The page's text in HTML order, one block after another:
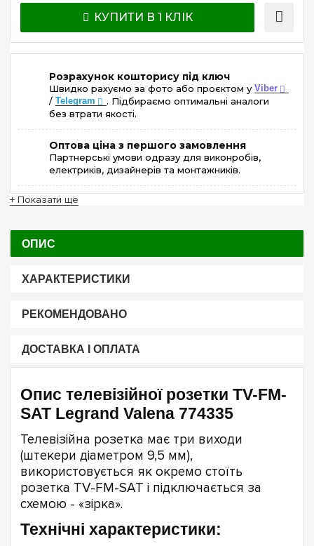
КУПИТИ В 1 КЛІК
Розрахунок кошторису під ключ
Швидко рахуємо за фото або проєктом у Viber
/ Telegram
. Підбираємо оптимальні аналоги
без втрати якості.
Оптова ціна з першого замовлення
Партнерські умови одразу для виконробів,
електриків, дизайнерів та монтажників.
+ Показати ще
ОПИС
ХАРАКТЕРИСТИКИ
РЕКОМЕНДОВАНО
ДОСТАВКА І ОПЛАТА
Опис телевізійної розетки TV-FM-
SAT Legrand Valena 774335
Телевізійна розетка має три виходи
(штекери діаметром 9,5 мм),
використовується як окремо стоїть
розетка TV-FM-SAT і підключається за
схемою - «зірка».
Технічні характеристики: